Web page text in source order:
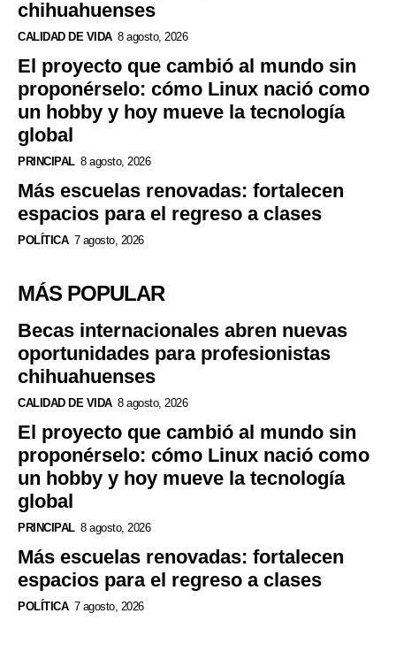
chihuahuenses
CALIDAD DE VIDA 8 agosto, 2026
El proyecto que cambió al mundo sin
proponérselo: cómo Linux nació como
un hobby y hoy mueve la tecnología
global
PRINCIPAL 8 agosto, 2026
Más escuelas renovadas: fortalecen
espacios para el regreso a clases
POLÍTICA 7 agosto, 2026
MÁS POPULAR
Becas internacionales abren nuevas
oportunidades para profesionistas
chihuahuenses
CALIDAD DE VIDA 8 agosto, 2026
El proyecto que cambió al mundo sin
proponérselo: cómo Linux nació como
un hobby y hoy mueve la tecnología
global
PRINCIPAL 8 agosto, 2026
Más escuelas renovadas: fortalecen
espacios para el regreso a clases
POLÍTICA 7 agosto, 2026